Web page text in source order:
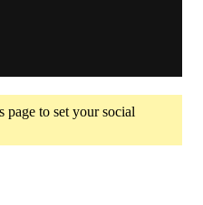
page to set your social